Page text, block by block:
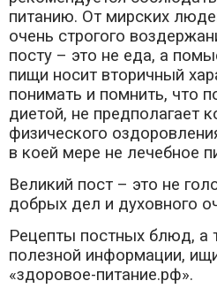
питанию. От мирских
очень строгого
посту – это не еда, а
пищи носит вторичный
понимать и помнить, что
диетой, не предполагает
физического
в коей мере не лечебное
Великий пост – это не
добрых дел и духовного
Рецепты постных блюд, а
полезной информации,
«здоровое-питание.рф».